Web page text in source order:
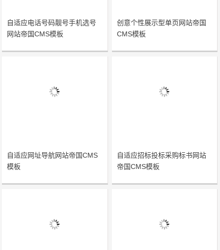
自适应电话号码靓号手机选号
网站帝国CMS模板
创意个性展示型单页网站帝国
CMS模板
自适应网址导航网站帝国CMS
模板
自适应招标投标采购标书网站
帝国CMS模板